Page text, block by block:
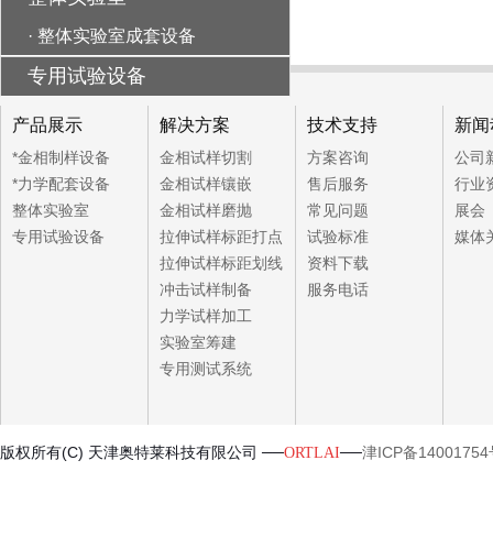
· 整体实验室成套设备
专用试验设备
产品展示
*金相制样设备
*力学配套设备
整体实验室
专用试验设备
解决方案
金相试样切割
金相试样镶嵌
金相试样磨抛
拉伸试样标距打点
拉伸试样标距划线
冲击试样制备
力学试样加工
实验室筹建
专用测试系统
技术支持
方案咨询
售后服务
常见问题
试验标准
资料下载
服务电话
新
公司
行业
展会
媒体
版权所有(C) 天津奥特莱科技有限公司 ──ORTLAI──津ICP备14001754